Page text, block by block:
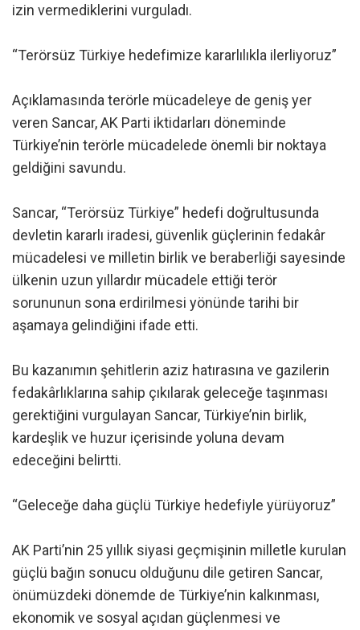
izin vermediklerini vurguladı.
“Terörsüz Türkiye hedefimize kararlılıkla ilerliyoruz”
Açıklamasında terörle mücadeleye de geniş yer
veren Sancar, AK Parti iktidarları döneminde
Türkiye’nin terörle mücadelede önemli bir noktaya
geldiğini savundu.
Sancar, “Terörsüz Türkiye” hedefi doğrultusunda
devletin kararlı iradesi, güvenlik güçlerinin fedakâr
mücadelesi ve milletin birlik ve beraberliği sayesinde
ülkenin uzun yıllardır mücadele ettiği terör
sorununun sona erdirilmesi yönünde tarihi bir
aşamaya gelindiğini ifade etti.
Bu kazanımın şehitlerin aziz hatırasına ve gazilerin
fedakârlıklarına sahip çıkılarak geleceğe taşınması
gerektiğini vurgulayan Sancar, Türkiye’nin birlik,
kardeşlik ve huzur içerisinde yoluna devam
edeceğini belirtti.
“Geleceğe daha güçlü Türkiye hedefiyle yürüyoruz”
AK Parti’nin 25 yıllık siyasi geçmişinin milletle kurulan
güçlü bağın sonucu olduğunu dile getiren Sancar,
önümüzdeki dönemde de Türkiye’nin kalkınması,
ekonomik ve sosyal açıdan güçlenmesi ve